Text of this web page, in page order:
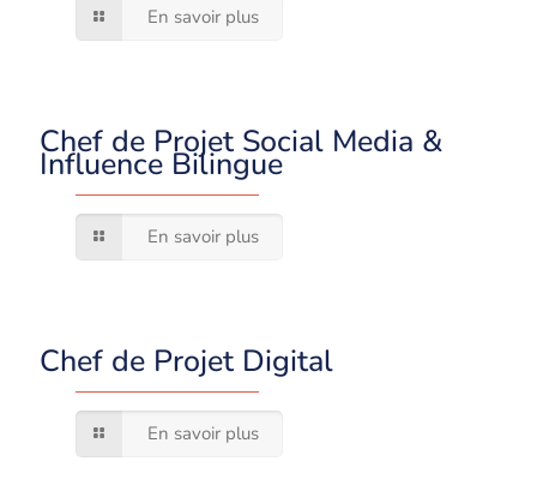
En savoir plus
Chef de Projet Social Media &
Influence Bilingue
En savoir plus
Chef de Projet Digital
En savoir plus